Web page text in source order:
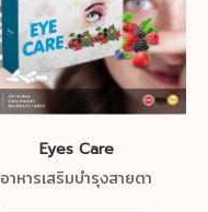
Eyes Care
อาหารเสริมบำรุงสายตา